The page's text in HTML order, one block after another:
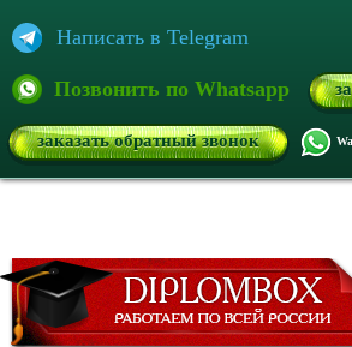
Написать в Telegram
Позвонить по Whatsapp
заказать обратный звонок